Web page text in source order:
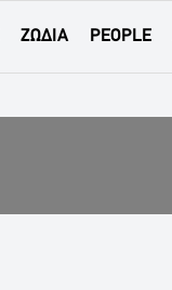
ΖΩΔΙΑ PEOPLE